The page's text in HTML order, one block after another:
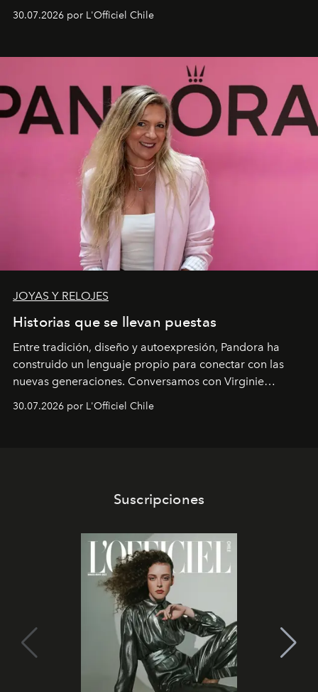
fusiona moda y rendimiento.
30.07.2026 por L'Officiel Chile
JOYAS Y RELOJES
Historias que se llevan puestas
Entre tradición, diseño y autoexpresión, Pandora ha
construido un lenguaje propio para conectar con las
nuevas generaciones. Conversamos con Virginie
Dubray, la responsable de marketing para
Latinoamérica, sobre identidad, cultura y el valor
30.07.2026 por L'Officiel Chile
Suscripciones